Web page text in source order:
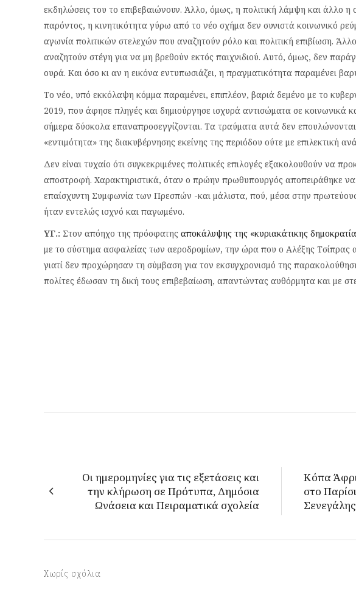
εκδηλώσεις του το επιβεβαιώνουν. Άλλο, όμως, η πολιτική λάμψη και άλλο η
παρόντος, η κινητικότητα γύρω από το νέο σχήμα δεν συνιστά κοινωνικό
αγωνία πολιτικών στελεχών που αναζητούν ρόλο και πολιτική επιβίωση.
αναζητούν στέγη για να μη βρεθούν εκτός παιχνιδιού. Αυτό, όμως, δεν
ουρά. Και όσο κι αν η εικόνα εντυπωσιάζει, η πραγματικότητα παραμένει
Το νέο, υπό εκκόλαψη κόμμα παραμένει, επιπλέον, βαριά δεμένο με το
2019, που άφησε πληγές και δημιούργησε ισχυρά αντισώματα σε κοινωνικά
σήμερα δύσκολα επαναπροσεγγίζονται. Τα τραύματα αυτά δεν
«εντιμότητα» της διακυβέρνησης εκείνης της περιόδου ούτε με επιλεκτική
Δεν είναι τυχαίο ότι συγκεκριμένες πολιτικές επιλογές εξακολουθούν να
αποστροφή. Χαρακτηριστικά, όταν ο πρώην πρωθυπουργός αποπειράθηκε να
επαίσχυντη Συμφωνία των Πρεσπών -και μάλιστα, πού, μέσα στην
ήταν εντελώς ισχνό και παγωμένο.
ΥΓ.: Στον απόηχο της πρόσφατης αποκάλυψης της «κυριακάτικης
με το σύστημα ασφαλείας των αεροδρομίων, την ώρα που ο Αλέξης Τσίπρας
γιατί δεν προχώρησαν τη σύμβαση για τον εκσυγχρονισμό της
πολίτες έδωσαν τη δική τους επιβεβαίωση, απαντώντας αυθόρμητα και με
Οι ημερομηνίες για τις εξετάσεις και
την κλήρωση σε Πρότυπα, Δημόσια
Ωνάσεια και Πειραματικά σχολεία
Κόπα
στο
Χωρίς σχόλια